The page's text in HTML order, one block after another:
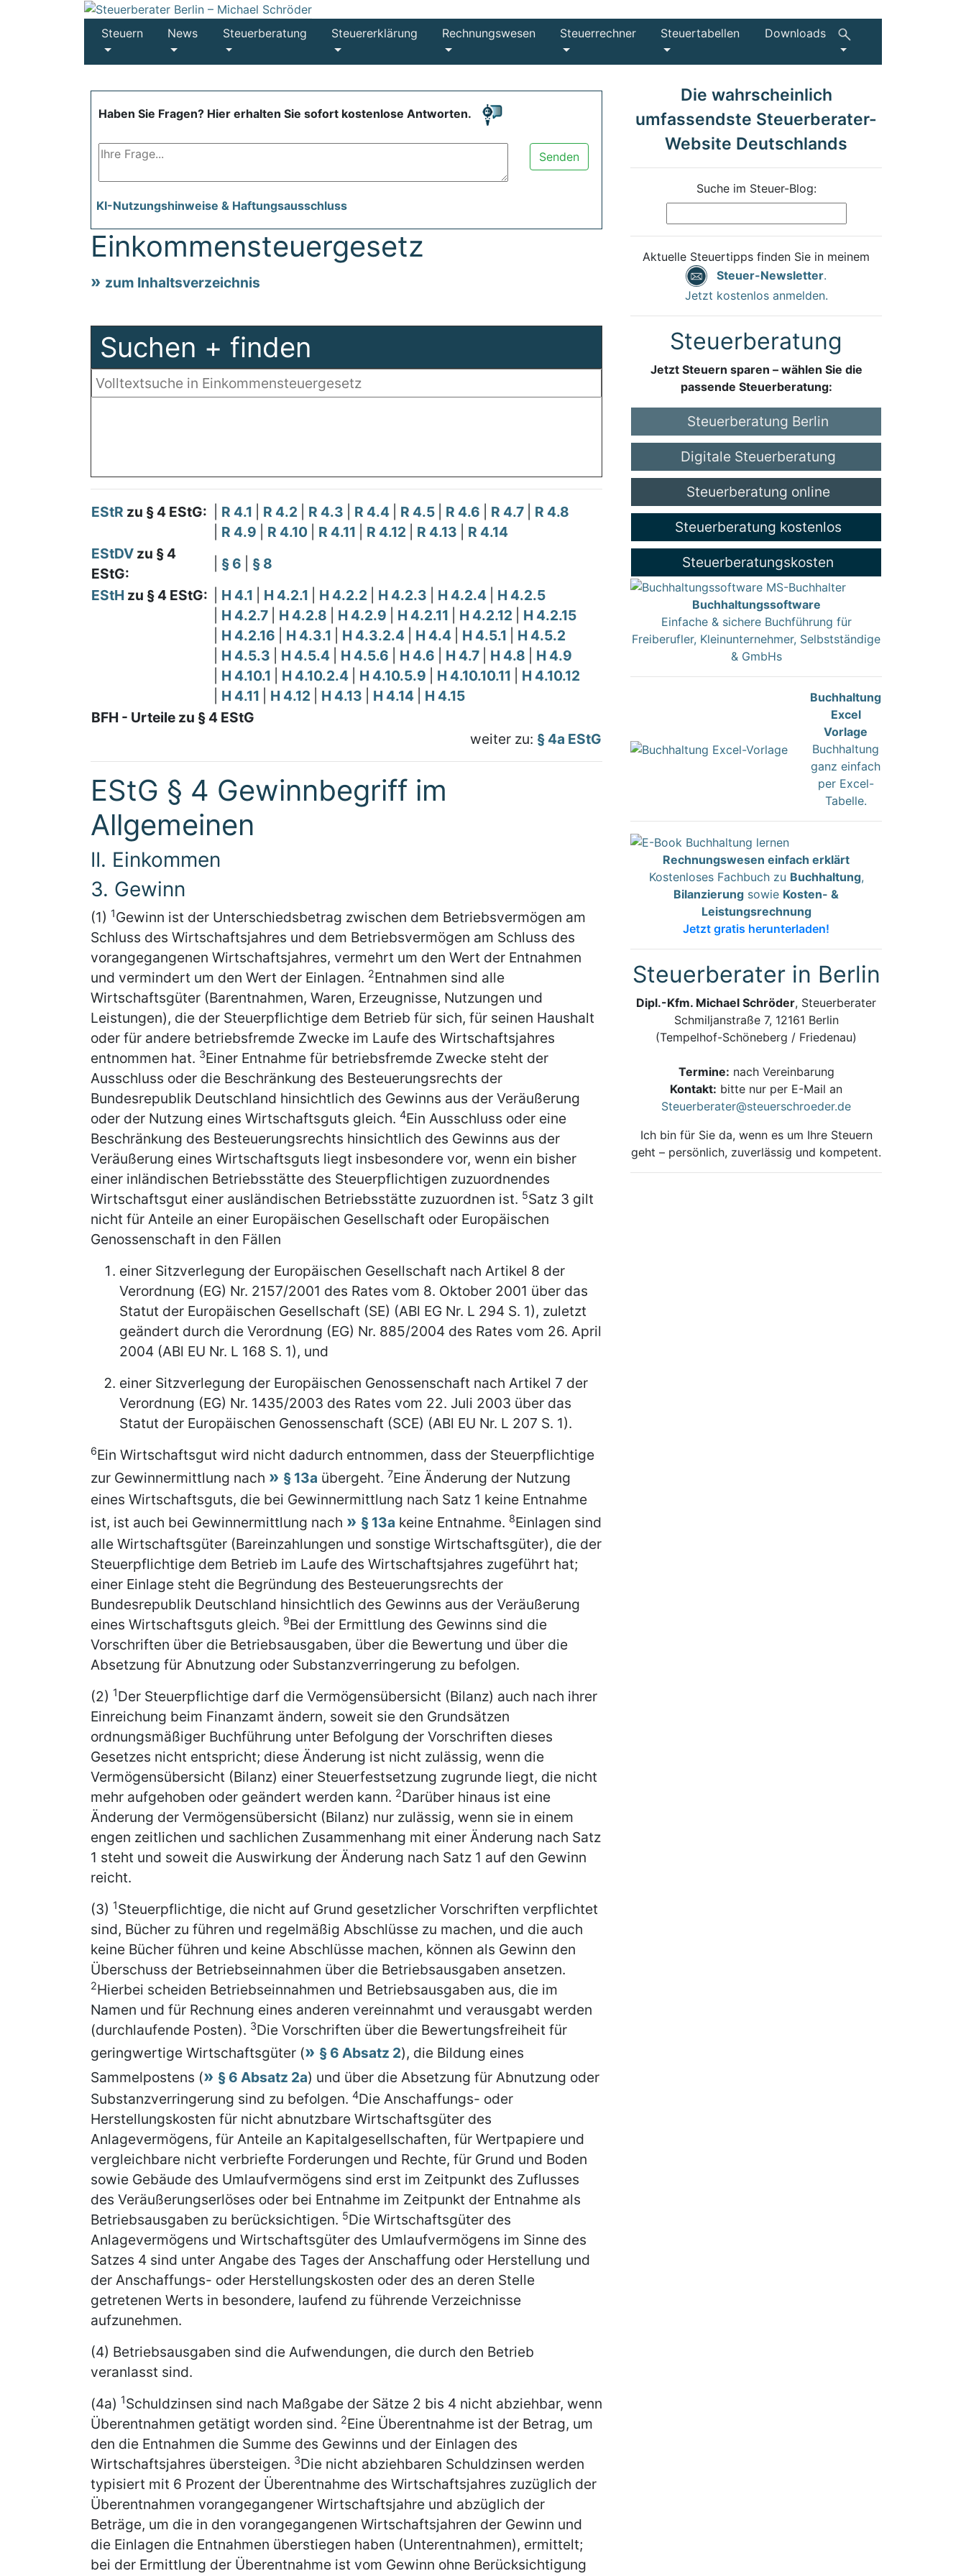
Steuern News Steuerberatung Steuererklärung Rechnungswesen Steuerrechner Steuertabellen Downloads
Haben Sie Fragen? Hier erhalten Sie sofort kostenlose Antworten.
Senden
KI-Nutzungshinweise & Haftungsausschluss
Einkommensteuergesetz
zum Inhaltsverzeichnis
Suchen + finden
EStR zu § 4 EStG: R 4.1 R 4.2 R 4.3 R 4.4 R 4.5 R 4.6 R 4.7
R 4.8
R 4.9 R 4.10 R 4.11 R 4.12 R 4.13
R 4.14
EStDV zu § 4
EStG:
§ 6
§ 8
EStH zu § 4 EStG: H 4.1 H 4.2.1 H 4.2.2 H 4.2.3 H 4.2.4
H 4.2.5
H 4.2.7 H 4.2.8 H 4.2.9 H 4.2.11 H 4.2.12
H 4.2.15
H 4.2.16 H 4.3.1 H 4.3.2.4 H 4.4 H 4.5.1
H 4.5.2
H 4.5.3 H 4.5.4 H 4.5.6 H 4.6 H 4.7 H 4.8
H 4.9
H 4.10.1 H 4.10.2.4 H 4.10.5.9 H 4.10.10.11
H 4.10.12
H 4.11 H 4.12 H 4.13 H 4.14
H 4.15
BFH - Urteile zu § 4 EStG
weiter zu: § 4a EStG
EStG § 4 Gewinnbegriff im
Allgemeinen
II. Einkommen
3. Gewinn
(1) 1Gewinn ist der Unterschiedsbetrag zwischen dem Betriebsvermögen am
Schluss des Wirtschaftsjahres und dem Betriebsvermögen am Schluss des
vorangegangenen Wirtschaftsjahres, vermehrt um den Wert der Entnahmen
und vermindert um den Wert der Einlagen. 2Entnahmen sind alle
Wirtschaftsgüter (Barentnahmen, Waren, Erzeugnisse, Nutzungen und
Leistungen), die der Steuerpflichtige dem Betrieb für sich, für seinen Haushalt
oder für andere betriebsfremde Zwecke im Laufe des Wirtschaftsjahres
entnommen hat. 3Einer Entnahme für betriebsfremde Zwecke steht der
Ausschluss oder die Beschränkung des Besteuerungsrechts der
Bundesrepublik Deutschland hinsichtlich des Gewinns aus der Veräußerung
oder der Nutzung eines Wirtschaftsguts gleich. 4Ein Ausschluss oder eine
Beschränkung des Besteuerungsrechts hinsichtlich des Gewinns aus der
Veräußerung eines Wirtschaftsguts liegt insbesondere vor, wenn ein bisher
einer inländischen Betriebsstätte des Steuerpflichtigen zuzuordnendes
Wirtschaftsgut einer ausländischen Betriebsstätte zuzuordnen ist. 5Satz 3 gilt
nicht für Anteile an einer Europäischen Gesellschaft oder Europäischen
Genossenschaft in den Fällen
einer Sitzverlegung der Europäischen Gesellschaft nach Artikel 8 der
Verordnung (EG) Nr. 2157/2001 des Rates vom 8. Oktober 2001 über das
Statut der Europäischen Gesellschaft (SE) (ABl EG Nr. L 294 S. 1), zuletzt
geändert durch die Verordnung (EG) Nr. 885/2004 des Rates vom 26. April
2004 (ABl EU Nr. L 168 S. 1), und
einer Sitzverlegung der Europäischen Genossenschaft nach Artikel 7 der
Verordnung (EG) Nr. 1435/2003 des Rates vom 22. Juli 2003 über das
Statut der Europäischen Genossenschaft (SCE) (ABl EU Nr. L 207 S. 1).
6Ein Wirtschaftsgut wird nicht dadurch entnommen, dass der Steuerpflichtige
zur Gewinnermittlung nach
§ 13a übergeht. 7Eine Änderung der Nutzung
eines Wirtschaftsguts, die bei Gewinnermittlung nach Satz 1 keine Entnahme
ist, ist auch bei Gewinnermittlung nach
§ 13a keine Entnahme. 8Einlagen sind
alle Wirtschaftsgüter (Bareinzahlungen und sonstige Wirtschaftsgüter), die der
Steuerpflichtige dem Betrieb im Laufe des Wirtschaftsjahres zugeführt hat;
einer Einlage steht die Begründung des Besteuerungsrechts der
Bundesrepublik Deutschland hinsichtlich des Gewinns aus der Veräußerung
eines Wirtschaftsguts gleich. 9Bei der Ermittlung des Gewinns sind die
Vorschriften über die Betriebsausgaben, über die Bewertung und über die
Absetzung für Abnutzung oder Substanzverringerung zu befolgen.
(2) 1Der Steuerpflichtige darf die Vermögensübersicht (Bilanz) auch nach ihrer
Einreichung beim Finanzamt ändern, soweit sie den Grundsätzen
ordnungsmäßiger Buchführung unter Befolgung der Vorschriften dieses
Gesetzes nicht entspricht; diese Änderung ist nicht zulässig, wenn die
Vermögensübersicht (Bilanz) einer Steuerfestsetzung zugrunde liegt, die nicht
mehr aufgehoben oder geändert werden kann. 2Darüber hinaus ist eine
Änderung der Vermögensübersicht (Bilanz) nur zulässig, wenn sie in einem
engen zeitlichen und sachlichen Zusammenhang mit einer Änderung nach Satz
1 steht und soweit die Auswirkung der Änderung nach Satz 1 auf den Gewinn
reicht.
(3) 1Steuerpflichtige, die nicht auf Grund gesetzlicher Vorschriften verpflichtet
sind, Bücher zu führen und regelmäßig Abschlüsse zu machen, und die auch
keine Bücher führen und keine Abschlüsse machen, können als Gewinn den
Überschuss der Betriebseinnahmen über die Betriebsausgaben ansetzen.
2Hierbei scheiden Betriebseinnahmen und Betriebsausgaben aus, die im
Namen und für Rechnung eines anderen vereinnahmt und verausgabt werden
(durchlaufende Posten). 3Die Vorschriften über die Bewertungsfreiheit für
geringwertige Wirtschaftsgüter (
§ 6 Absatz 2), die Bildung eines
Sammelpostens (
§ 6 Absatz 2a) und über die Absetzung für Abnutzung oder
Substanzverringerung sind zu befolgen. 4Die Anschaffungs- oder
Herstellungskosten für nicht abnutzbare Wirtschaftsgüter des
Anlagevermögens, für Anteile an Kapitalgesellschaften, für Wertpapiere und
vergleichbare nicht verbriefte Forderungen und Rechte, für Grund und Boden
sowie Gebäude des Umlaufvermögens sind erst im Zeitpunkt des Zuflusses
des Veräußerungserlöses oder bei Entnahme im Zeitpunkt der Entnahme als
Betriebsausgaben zu berücksichtigen. 5Die Wirtschaftsgüter des
Anlagevermögens und Wirtschaftsgüter des Umlaufvermögens im Sinne des
Satzes 4 sind unter Angabe des Tages der Anschaffung oder Herstellung und
der Anschaffungs- oder Herstellungskosten oder des an deren Stelle
getretenen Werts in besondere, laufend zu führende Verzeichnisse
aufzunehmen.
(4) Betriebsausgaben sind die Aufwendungen, die durch den Betrieb
veranlasst sind.
(4a) 1Schuldzinsen sind nach Maßgabe der Sätze 2 bis 4 nicht abziehbar, wenn
Überentnahmen getätigt worden sind. 2Eine Überentnahme ist der Betrag, um
den die Entnahmen die Summe des Gewinns und der Einlagen des
Wirtschaftsjahres übersteigen. 3Die nicht abziehbaren Schuldzinsen werden
typisiert mit 6 Prozent der Überentnahme des Wirtschaftsjahres zuzüglich der
Überentnahmen vorangegangener Wirtschaftsjahre und abzüglich der
Beträge, um die in den vorangegangenen Wirtschaftsjahren der Gewinn und
die Einlagen die Entnahmen überstiegen haben (Unterentnahmen), ermittelt;
bei der Ermittlung der Überentnahme ist vom Gewinn ohne Berücksichtigung
Die wahrscheinlich
umfassendste Steuerberater-
Website Deutschlands
Suche im Steuer-Blog:
Aktuelle Steuertipps finden Sie in meinem
Steuer-Newsletter.
Jetzt kostenlos anmelden.
Steuerberatung
Jetzt Steuern sparen – wählen Sie die
passende Steuerberatung:
Steuerberatung Berlin
Digitale Steuerberatung
Steuerberatung online
Steuerberatung kostenlos
Steuerberatungskosten
Buchhaltungssoftware
Einfache & sichere Buchführung für
Freiberufler, Kleinunternehmer, Selbstständige
& GmbHs
Buchhaltung
Excel
Vorlage
Buchhaltung
ganz einfach
per Excel-
Tabelle.
Rechnungswesen einfach erklärt
Kostenloses Fachbuch zu Buchhaltung,
Bilanzierung sowie Kosten- &
Leistungsrechnung
Jetzt gratis herunterladen!
Steuerberater in Berlin
Dipl.-Kfm. Michael Schröder, Steuerberater
Schmiljanstraße 7, 12161 Berlin
(Tempelhof-Schöneberg / Friedenau)
Termine: nach Vereinbarung
Kontakt: bitte nur per E-Mail an
Steuerberater@steuerschroeder.de
Ich bin für Sie da, wenn es um Ihre Steuern
geht – persönlich, zuverlässig und kompetent.